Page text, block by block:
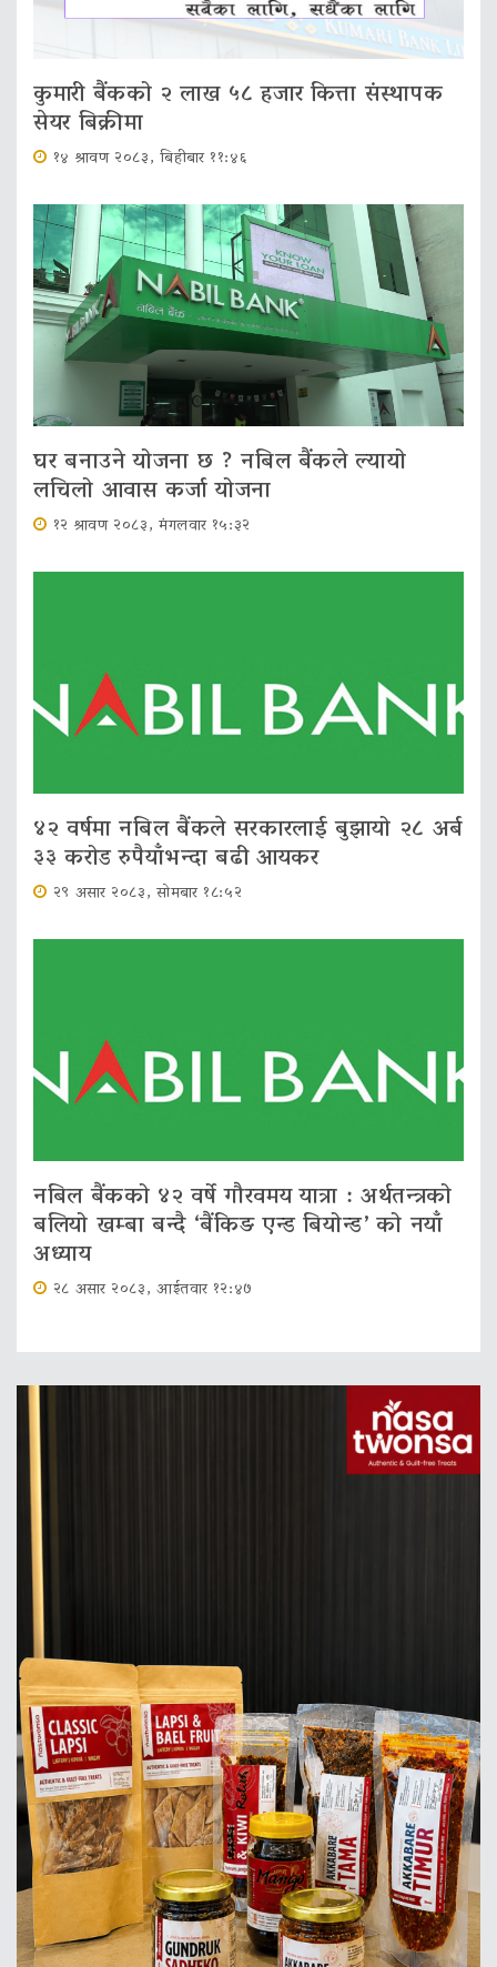
कुमारी बैंकको २ लाख ५८ हजार कित्ता संस्थापक
सेयर बिक्रीमा
१४ श्रावण २०८३, बिहीबार ११:४६
घर बनाउने योजना छ ? नबिल बैंकले ल्यायो
लचिलो आवास कर्जा योजना
१२ श्रावण २०८३, मंगलवार १५:३२
४२ वर्षमा नबिल बैंकले सरकारलाई बुझायो २८ अर्ब
३३ करोड रुपैयाँभन्दा बढी आयकर
२९ असार २०८३, सोमबार १८:५२
नबिल बैंकको ४२ वर्षे गौरवमय यात्रा : अर्थतन्त्रको
बलियो खम्बा बन्दै ‘बैंकिङ एन्ड बियोन्ड’ को नयाँ
अध्याय
२८ असार २०८३, आईतवार १२:४७